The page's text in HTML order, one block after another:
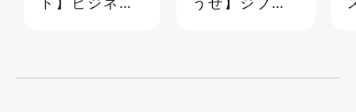
ト】ビジネス
うぜ】ジブリ